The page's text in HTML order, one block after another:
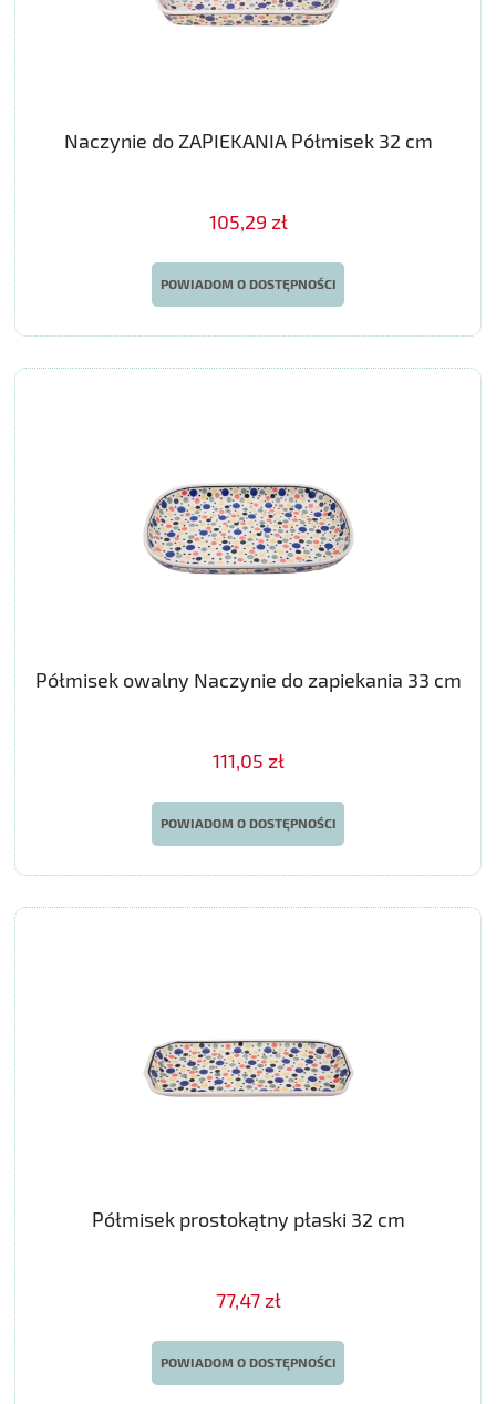
Naczynie do ZAPIEKANIA Półmisek 32 cm
105,29 zł
POWIADOM O DOSTĘPNOŚCI
Półmisek owalny Naczynie do zapiekania 33 cm
111,05 zł
POWIADOM O DOSTĘPNOŚCI
Półmisek prostokątny płaski 32 cm
77,47 zł
POWIADOM O DOSTĘPNOŚCI